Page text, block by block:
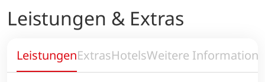
Leistungen & Extras
LeistungenExtrasHotelsWeitere